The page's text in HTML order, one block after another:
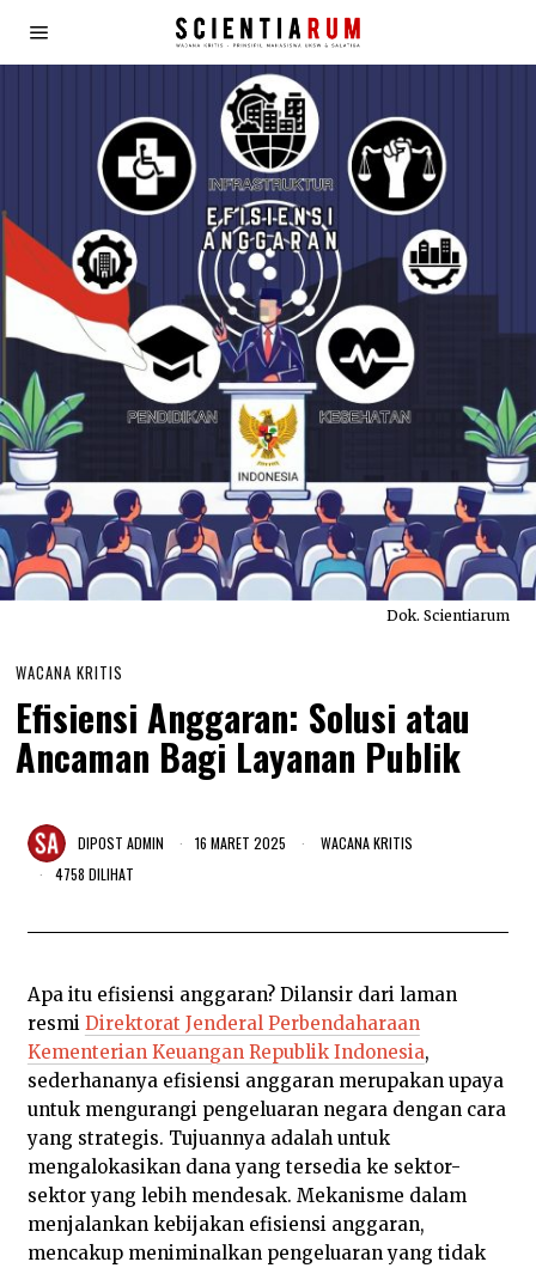
Dok. Scientiarum
WACANA KRITIS
Efisiensi Anggaran: Solusi atau
Ancaman Bagi Layanan Publik
DIPOST ADMIN 16 MARET 2025
E
0
2
5
WACANA KRITIS
4758 DILIHAT
Apa itu efisiensi anggaran? Dilansir dari laman
resmi Direktorat Jenderal Perbendaharaan
Kementerian Keuangan Republik Indonesia,
sederhananya efisiensi anggaran merupakan upaya
untuk mengurangi pengeluaran negara dengan cara
yang strategis. Tujuannya adalah untuk
mengalokasikan dana yang tersedia ke sektor-
sektor yang lebih mendesak. Mekanisme dalam
menjalankan kebijakan efisiensi anggaran,
mencakup meniminalkan pengeluaran yang tidak